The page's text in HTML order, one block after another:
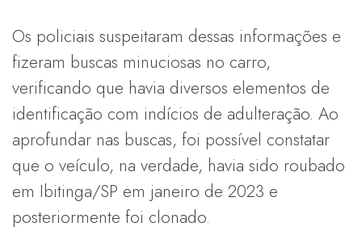
Os policiais suspeitaram dessas informações e
fizeram buscas minuciosas no carro,
verificando que havia diversos elementos de
identificação com indícios de adulteração. Ao
aprofundar nas buscas, foi possível constatar
que o veículo, na verdade, havia sido roubado
em Ibitinga/SP em janeiro de 2023 e
posteriormente foi clonado.